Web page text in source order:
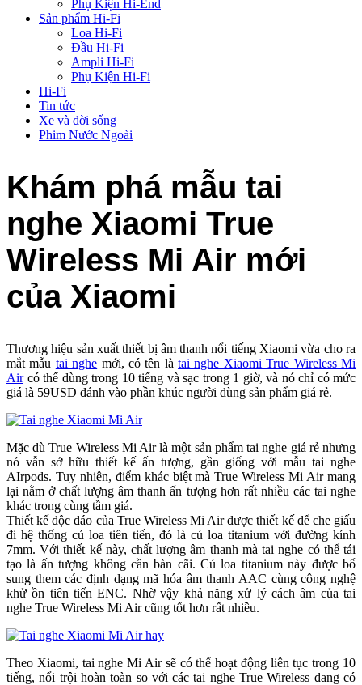
Phụ Kiện Hi-End
Sản phẩm Hi-Fi
Loa Hi-Fi
Đầu Hi-Fi
Ampli Hi-Fi
Phụ Kiện Hi-Fi
Hi-Fi
Tin tức
Xe và đời sống
Phim Nước Ngoài
Khám phá mẫu tai
nghe Xiaomi True
Wireless Mi Air mới
của Xiaomi
Thương hiệu sản xuất thiết bị âm thanh nổi tiếng Xiaomi vừa cho ra
mắt mẫu tai nghe mới, có tên làtai nghe Xiaomi True Wireless Mi
Aircó thể dùng trong 10 tiếng và sạc trong 1 giờ, và nó chỉ có mức
giá là 59USD đánh vào phần khúc người dùng sản phẩm giá rẻ.
Mặc dù True Wireless Mi Air là một sản phẩm tai nghe giá rẻ nhưng
nó vẫn sở hữu thiết kế ấn tượng, gần giống với mẫu tai nghe
AIrpods. Tuy nhiên, điểm khác biệt mà True Wireless Mi Air mang
lại nằm ở chất lượng âm thanh ấn tượng hơn rất nhiều các tai nghe
khác trong cùng tầm giá.
Thiết kế độc đáo của True Wireless Mi Air được thiết kế để che giấu
đi hệ thống củ loa tiên tiến, đó là củ loa titanium với đường kính
7mm. Với thiết kế này, chất lượng âm thanh mà tai nghe có thể tái
tạo là ấn tượng không cần bàn cãi. Củ loa titanium này được bổ
sung them các định dạng mã hóa âm thanh AAC cùng công nghệ
khử ồn tiên tiến ENC. Nhờ vậy khả năng xử lý cách âm của tai
nghe True Wireless Mi Air cũng tốt hơn rất nhiều.
Theo Xiaomi, tai nghe Mi Air sẽ có thể hoạt động liên tục trong 10
tiếng, nổi trội hoàn toàn so với các tai nghe True Wireless đang có